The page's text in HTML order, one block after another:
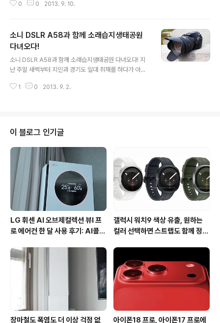
다. 소니는 그동안 국내 렌즈 교환식 카메라 시장에서 소비
시한 NEX-5T는 기존 NEX-5R의 장점은 그대로 계승하
고 스마트폰이나 태블릿, 노트북, TV 등과 연동이 되어 활
용할 수 있는 미러리스 카메라 제품입니다. NEX-5T는 D
SLR과 동일한 APS-C타입의 센서를 탑재해 더 뛰어난 색
감과 보다 자유로운 아웃포커싱을 자랑하고 뛰어난 해상력
과 빛의 단계적 표현(DR), 적은 노이즈와 정확한 화이트 밸
0 0 2013. 9. 10.
소니 DSLR A58과 함께 소래습지생태공원
다녀오다!
소니 DSLR A58과 함께 소래습지생태공원 다녀오다! 지
난 주말 새벽부터 지인과 경기도 일대 취재를 하다가 아침
되었습니다. 출사하기 좋은 지역으로 예전부터 들어 본 적
사람들이 염전을 만든 후 1996년까지 소금을 만들었던 곳
으로 염전 너머로 하루에 2번씩 바닷물이 들어와 갯벌을
이루던 지역으로 생산된 소금을 나르기 위해 배가 들어왔
던 지역이라고 하는데요. 2009년 갯골과 폐염전 지역을
다양한 생물군락지 및 철새도래지로 복원시켰다고 합니다.
습지내에는 각종 해양 생물을 관찰하고 천일염을 ..
1 0 2013. 9. 2.
이 블로그 인기글
LG 휘센 AI 오브제컬렉션 뷰I 프
로 에어컨 한 달 사용 후기: AI콜드
갤럭시 워치9 색상 유출, 원하는
컬러 선택하면 스트랩도 함께 정해
장마철도 폭염도 더 이상 걱정 없
아이폰18 프로, 아이폰17 프로에